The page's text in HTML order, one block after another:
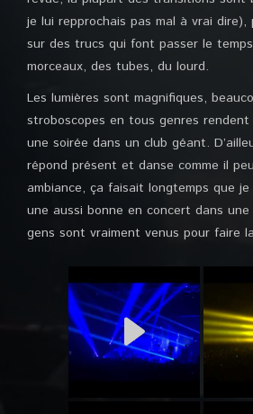
je lui repprochais pas mal à vrai dire),
sur des trucs qui font passer le
morceaux, des tubes, du lourd.
Les lumières sont magnifiques,
stroboscopes en tous genres rendent
une soirée dans un club géant.
répond présent et danse comme il
ambiance, ça faisait longtemps que je
une aussi bonne en concert dans une
gens sont vraiment venus pour faire